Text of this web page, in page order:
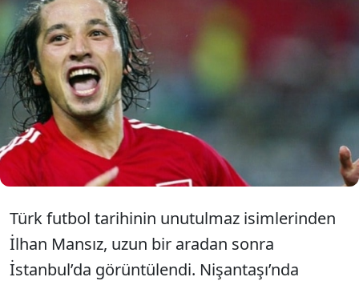
Türk futbolunun unutulmaz isimlerinden
İlhan Mansız, uzun bir aranın ardından
İstanbul Nişantaşı’nda objektiflere yansıdı.
Ünlü ismin yeni imajı ve sessiz tavırları
dikkat çekti.
Türk futbol tarihinin unutulmaz isimlerinden
İlhan Mansız, uzun bir aradan sonra
İstanbul’da görüntülendi. Nişantaşı’nda